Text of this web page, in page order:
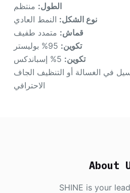
الطول: منتظم
نوع الشكل: النمط العادي
قماش: متمدد طفيف
تكوين:
تكوين:
في الغسالة أو التنظيف الجاف
الاحترافي
About
SHINE is your